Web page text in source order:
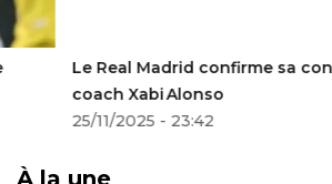
Le Real Madrid confirme sa
coach Xabi Alonso
25/11/2025 - 23:42
À la une